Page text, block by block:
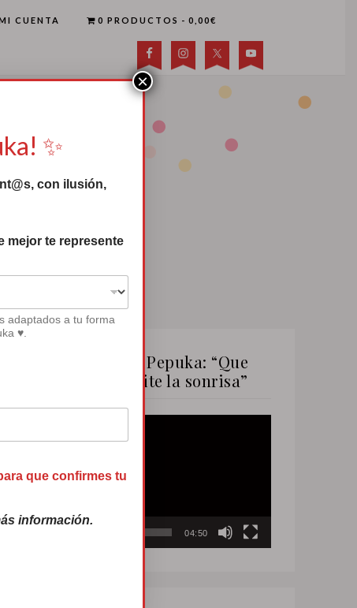
CUENTA 0 PRODUCTOS 0,00€
Canción de Pepuka: “Que
nadie te quite la sonrisa”
vídeo
04:50
✨
con ilusión,
mejor te represente
adaptados a tu forma
♥.
que confirmes tu
información.
×